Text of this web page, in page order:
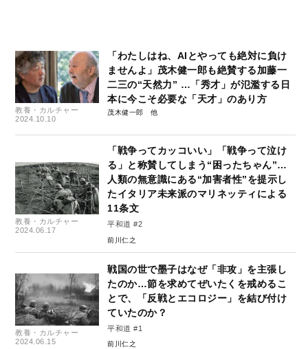
教養・カルチャー
2024.10.10
「わたしはね、AIとやっても絶対に負け
ませんよ」茂木健一郎も絶賛する加藤一
二三の“天然力” …「秀才」が氾濫する日
本に今こそ必要な「天才」のあり方
茂木健一郎
教養・カルチャー
2024.06.17
「戦争ってカッコいい」「戦争って泣け
る」と称賛してしまう“困ったちゃん”…
人類の無意識にある“加害者性”を提示し
たイタリア未来派のマリネッティによる
11条文
平和道 #2
前川仁之
教養・カルチャー
2024.06.15
戦国の世で墨子はなぜ「非攻」を主張し
たのか…節を求めてぜいたくを戒めるこ
とで、「反戦とエコロジー」を結び付け
ていたのか？
平和道 #1
前川仁之